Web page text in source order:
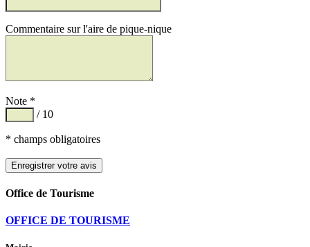
Commentaire sur l'aire de pique-nique
Note *
/ 10
* champs obligatoires
Office de Tourisme
OFFICE DE TOURISME